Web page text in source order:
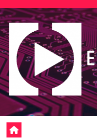
Saltar
al
contenido